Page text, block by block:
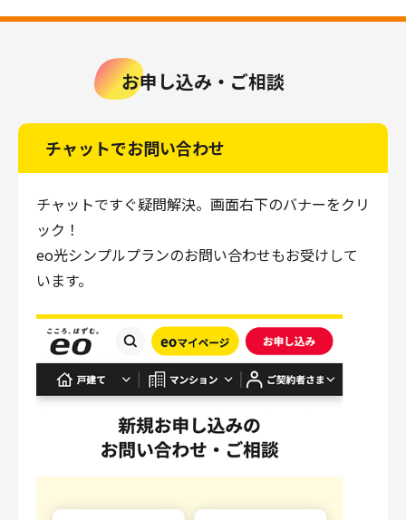
お申し込み・ご相談
チャットでお問い合わせ
チャットですぐ疑問解決。画面右下のバナーをクリ
ック！
eo光シンプルプランのお問い合わせもお受けして
います。